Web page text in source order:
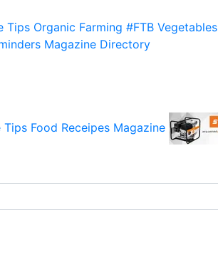
Tips Organic Farming #FTB Vegetables
Magazine Directory
Tips Food Receipes Magazine